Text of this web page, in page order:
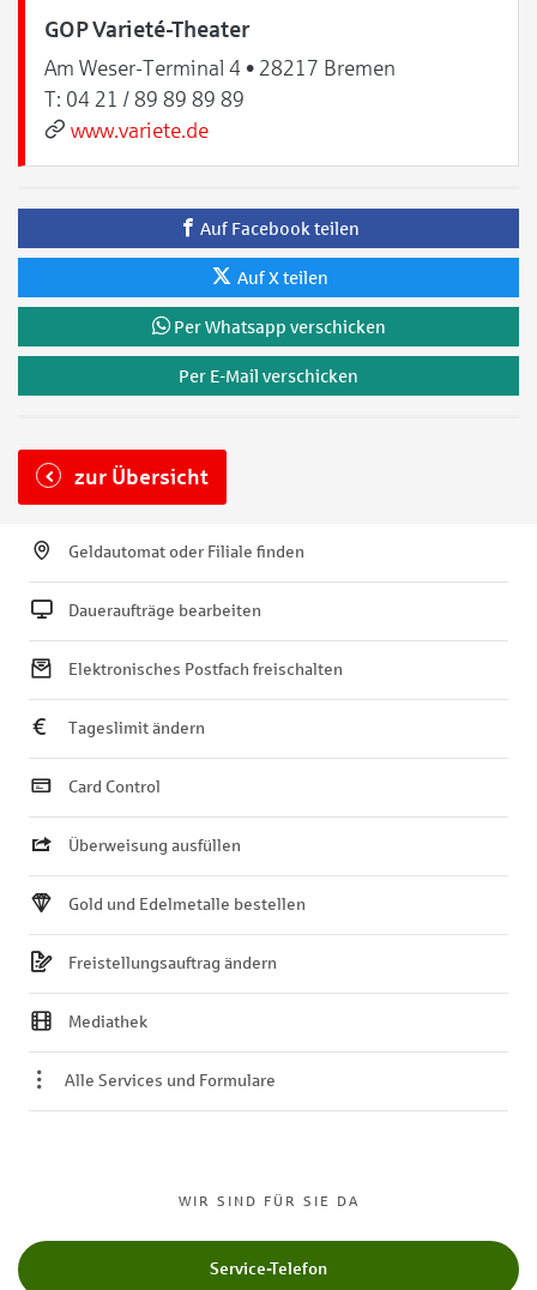
GOP Varieté-Theater
Am Weser-Terminal 4 • 28217 Bremen
T: 04 21 / 89 89 89 89
www.variete.de
Auf Facebook teilen
Auf X teilen
Per Whatsapp verschicken
Per E-Mail verschicken
zur Übersicht
WIR SIND FÜR SIE DA
Service-Telefon
Geldautomat oder Filiale finden
Daueraufträge bearbeiten
Elektronisches Postfach freischalten
Tageslimit ändern
Card Control
Überweisung ausfüllen
Gold und Edelmetalle bestellen
Freistellungsauftrag ändern
Mediathek
Alle Services und Formulare